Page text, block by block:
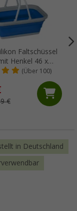
Faltschüssel
Henkel 46 x
cm
(Über 100)
€
in Deutschland